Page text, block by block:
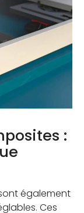
:
également
Ces